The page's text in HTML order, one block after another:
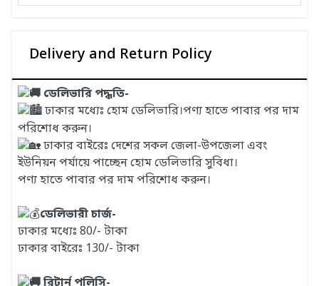
Delivery and Return Policy
ডেলিভারি পদ্ধতি-
ঢাকার মধ্যেঃ হোম ডেলিভারি।পণ্য হাতে পাবার পর দাম
পরিশোধ করুন।
ঢাকার বাইরেঃ দেশের সকল জেলা-উপজেলা এবং
ইউনিয়ন পর্যায়ে পাচ্ছেন হোম ডেলিভারি সুবিধা।
পণ্য হাতে পাবার পর দাম পরিশোধ করুন।
ডেলিভারী চার্জ-
ঢাকার মধ্যেঃ 80/- টাকা
ঢাকার বাইরেঃ 130/- টাকা